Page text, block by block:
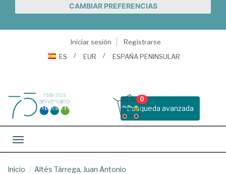
CAMBIAR PREFERENCIAS
Iniciar sesión
Registrarse
ES
EUR ESPAÑA PENINSULAR
Busqueda avanzada
0
Toggle navigation
Inicio Altés Tárrega, Juan Antonio